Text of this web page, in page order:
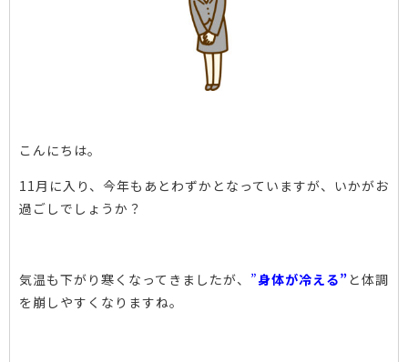
こんにちは。
11月に入り、今年もあとわずかとなっていますが、いかがお
過ごしでしょうか？
気温も下がり寒くなってきましたが、 ”身体が冷える”と体調
を崩しやすくなりますね。